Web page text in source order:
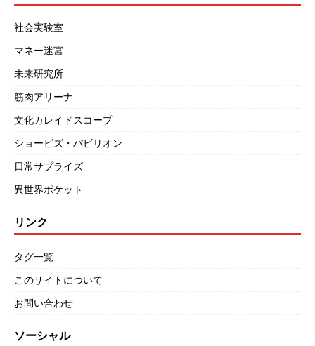
社会実験室
マネー迷宮
未来研究所
筋肉アリーナ
文化カレイドスコープ
ショービズ・パビリオン
日常サプライズ
異世界ポケット
リンク
タグ一覧
このサイトについて
お問い合わせ
ソーシャル